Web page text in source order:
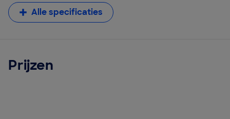
Alle specificaties
Prijzen